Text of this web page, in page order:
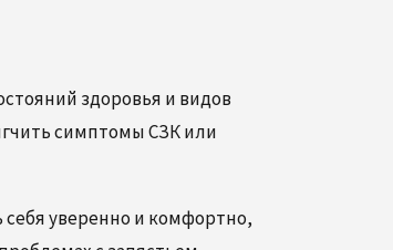
здоровья и видов
симптомы СЗК или
уверенно и комфортно,